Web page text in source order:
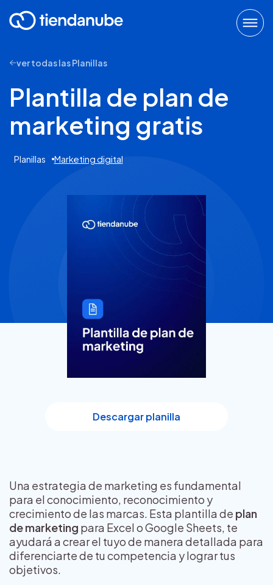
ver todas las Planillas
Plantilla de plan de
marketing gratis
Planillas Marketing digital
Descargar planilla
Una estrategia de marketing es fundamental
para el conocimiento, reconocimiento y
crecimiento de las marcas. Esta plantilla de plan
de marketing para Excel o Google Sheets, te
ayudará a crear el tuyo de manera detallada para
diferenciarte de tu competencia y lograr tus
objetivos.